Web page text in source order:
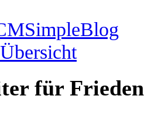
für Frieden